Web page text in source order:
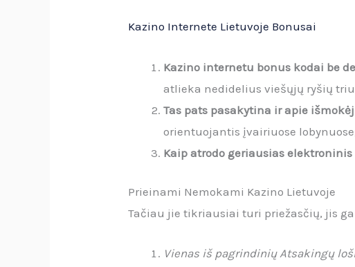
Kazino Internete Lietuvoje Bonusai
Kazino internetu bonus kodai be
atlieka nedidelius viešųjų ryšių
Tas pats pasakytina ir apie
orientuojantis įvairiuose
Kaip atrodo geriausias
Prieinami Nemokami Kazino Lietuvoje
Tačiau jie tikriausiai turi priežasčių, jis
Vienas iš pagrindinių Atsakingų